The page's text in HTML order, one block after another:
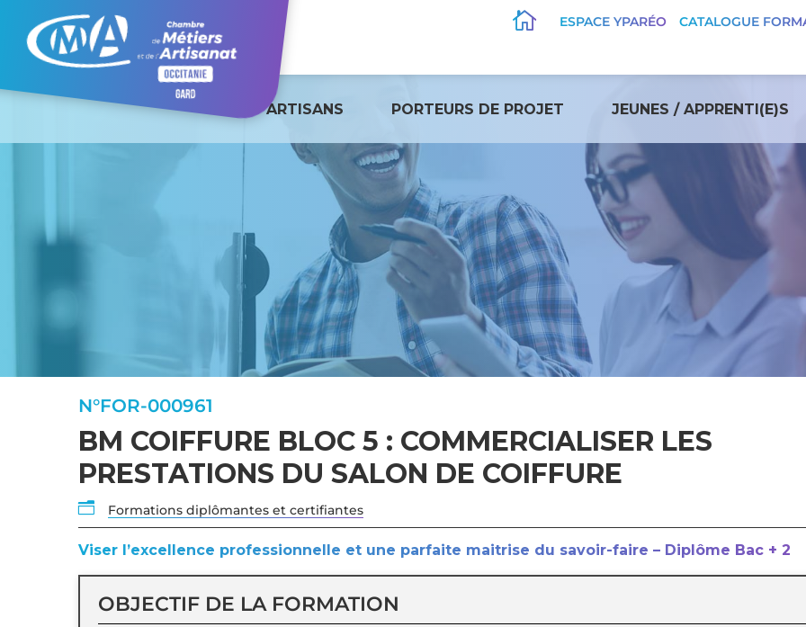
 ESPACE YPARÉO CATALOGUE
ARTISANS PORTEURS DE PROJET JEUNES / APPRENTI(E)S
N°FOR-000961
BM COIFFURE BLOC 5 : COMMERCIALISER LES
PRESTATIONS DU SALON DE COIFFURE
n Formations diplômantes et certifiantes
Viser l’excellence professionnelle et une parfaite maitrise du savoir-faire – Diplôme Bac + 2
OBJECTIF DE LA FORMATION